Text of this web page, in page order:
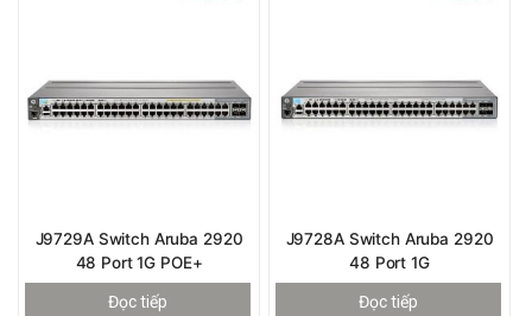
J9729A Switch Aruba 2920
48 Port 1G POE+
Đọc tiếp
J9728A Switch Aruba 2920
48 Port 1G
Đọc tiếp